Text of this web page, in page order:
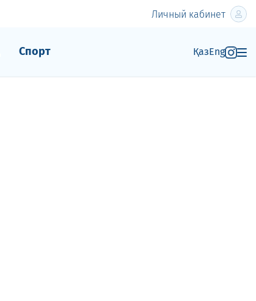
Личный кабинет
Спорт ҚазEng